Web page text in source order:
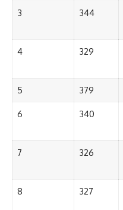
3 344
4 329
5 379
6 340
7 326
8 327